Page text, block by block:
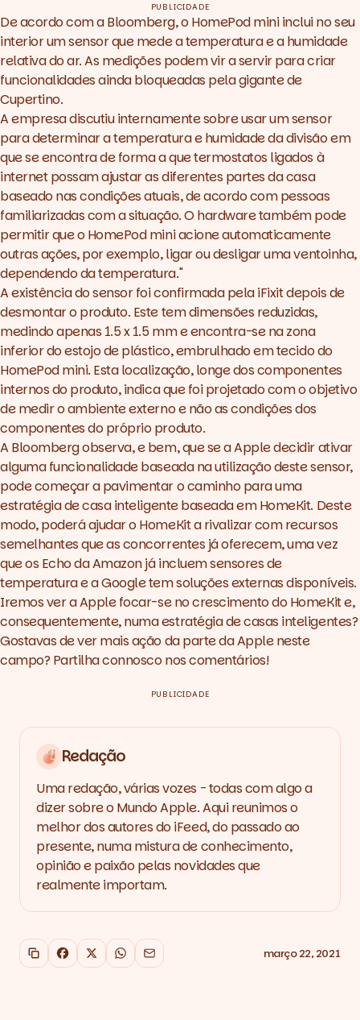
PUBLICIDADE
De acordo com aBloomberg, o HomePod mini inclui no seu
interior um sensor que mede a temperatura e a humidade
relativa do ar. As medições podem vir a servir para criar
funcionalidades ainda bloqueadas pela gigante de
Cupertino.
A empresa discutiu internamente sobre usar um sensor
para determinar a temperatura e humidade da divisão em
que se encontra de forma a que termostatos ligados à
internet possam ajustar as diferentes partes da casa
baseado nas condições atuais, de acordo com pessoas
familiarizadas com a situação. O hardware também pode
permitir que o HomePod mini acione automaticamente
outras ações, por exemplo, ligar ou desligar uma ventoinha,
dependendo da temperatura."
A existência do sensor foi confirmada pela iFixit depois de
desmontar o produto. Este tem dimensões reduzidas,
medindo apenas 1.5 x 1.5 mm e encontra-se na zona
inferior do estojo de plástico, embrulhado em tecido do
HomePod mini. Esta localização, longe dos componentes
internos do produto, indica que foi projetado com o objetivo
de medir o ambiente externo e não as condições dos
componentes do próprio produto.
A Bloombergobserva, e bem, que se a Apple decidir ativar
alguma funcionalidade baseada na utilização deste sensor,
pode começar a pavimentar o caminho para uma
estratégia de casa inteligente baseada em HomeKit. Deste
modo, poderá ajudar o HomeKit a rivalizar com recursos
semelhantes que as concorrentes já oferecem, uma vez
que os Echo da Amazon já incluem sensores de
temperatura e a Google tem soluções externas disponíveis.
Iremos ver a Apple focar-se no crescimento do HomeKit e,
consequentemente, numa estratégia de casas inteligentes?
Gostavas de ver mais ação da parte da Apple neste
campo? Partilha connosco nos comentários!
PUBLICIDADE
Redação
Uma redação, várias vozes - todas com algo a
dizer sobre o Mundo Apple. Aqui reunimos o
melhor dos autores do iFeed, do passado ao
presente, numa mistura de conhecimento,
opinião e paixão pelas novidades que
realmente importam.
Copiar link
Facebook
X WhatsApp
Email março 22, 2021